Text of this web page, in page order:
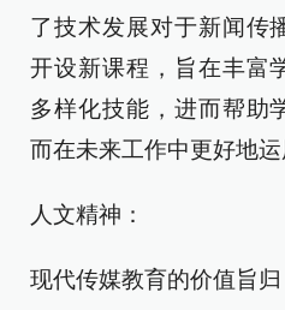
了技术发展对于新闻传
开设新课程，旨在丰富
多样化技能，进而帮助
而在未来工作中更好地运
人文精神：
现代传媒教育的价值旨归